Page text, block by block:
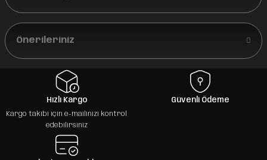
Önerileriniz
Hızlı Kargo
Kargo takibi için e-mailinizi kontrol
edebilirsiniz
Güvenli Ödeme